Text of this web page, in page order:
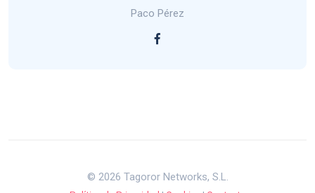
Paco Pérez
© 2026 Tagoror Networks, S.L.